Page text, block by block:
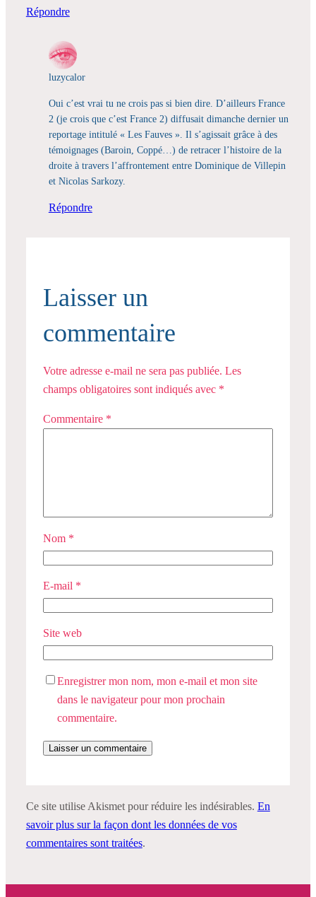
Répondre
luzycalor
Oui c’est vrai tu ne crois pas si bien dire. D’ailleurs France
2 (je crois que c’est France 2) diffusait dimanche dernier un
reportage intitulé « Les Fauves ». Il s’agissait grâce à des
témoignages (Baroin, Coppé…) de retracer l’histoire de la
droite à travers l’affrontement entre Dominique de Villepin
et Nicolas Sarkozy.
Répondre
Laisser un
commentaire
Votre adresse e-mail ne sera pas publiée. Les
champs obligatoires sont indiqués avec *
Commentaire *
Nom *
E-mail *
Site web
Enregistrer mon nom, mon e-mail et mon site
dans le navigateur pour mon prochain
commentaire.
Ce site utilise Akismet pour réduire les indésirables. En
savoir plus sur la façon dont les données de vos
commentaires sont traitées.